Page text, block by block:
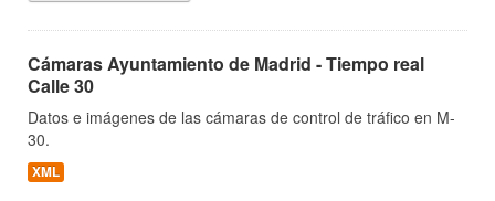
Cámaras Ayuntamiento de Madrid - Tiempo real
Calle 30
Datos e imágenes de las cámaras de control de tráfico en M-
30.
XML